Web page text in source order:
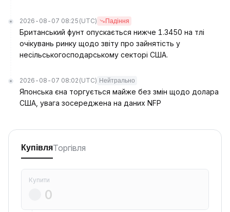
2026-08-07 08:25 (UTC) Падіння
Британський фунт опускається нижче 1.3450 на тлі
очікувань ринку щодо звіту про зайнятість у
несільськогосподарському секторі США.
2026-08-07 08:02 (UTC) Нейтрально
Японська єна торгується майже без змін щодо долара
США, увага зосереджена на даних NFP
КупівляТоргівля
Купити